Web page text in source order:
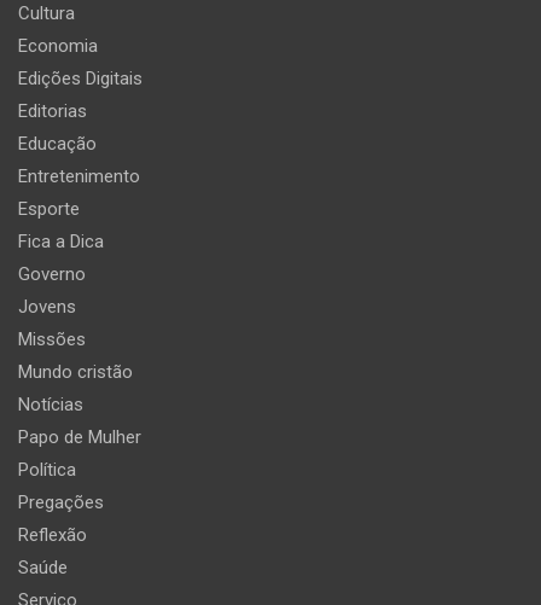
Cultura
Economia
Edições Digitais
Editorias
Educação
Entretenimento
Esporte
Fica a Dica
Governo
Jovens
Missões
Mundo cristão
Notícias
Papo de Mulher
Política
Pregações
Reflexão
Saúde
Serviço